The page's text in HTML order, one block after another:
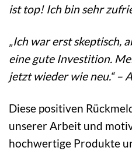
ist top! Ich bin sehr
„Ich war erst skeptisch,
eine gute Investition.
jetzt wieder wie neu.“ –
Diese positiven
unserer Arbeit und
hochwertige Produkte